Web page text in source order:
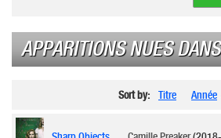
APPARITIONS NUES
Sort by: Titre Année